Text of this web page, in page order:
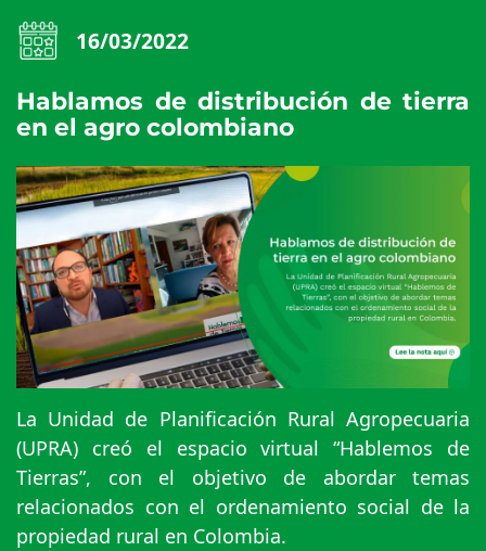
16/03/2022
Hablamos de distribución de tierra
en el agro colombiano
La Unidad de Planificación Rural Agropecuaria
(UPRA) creó el espacio virtual “Hablemos de
Tierras”, con el objetivo de abordar temas
relacionados con el ordenamiento social de la
propiedad rural en Colombia.